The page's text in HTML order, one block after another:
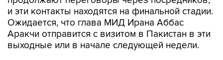
и эти контакты находятся на финальной стадии.
Ожидается, что глава МИД Ирана Аббас
Аракчи отправится с визитом в Пакистан в эти
выходные или в начале следующей недели.